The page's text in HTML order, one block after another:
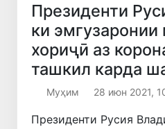
Президенти
ки
хориҷӣ аз
ташкил карда
Муҳим 28 июн 2021,
Президенти Русия